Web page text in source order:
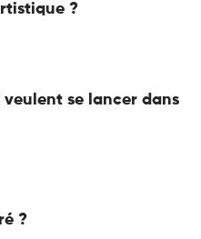
?
se lancer dans
?